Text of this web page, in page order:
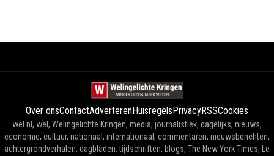
Over onsContactAdverterenHuisregelsPrivacyRSSCookies
wel.nl, wel, Welingelichte Kringen, media, journalistiek, dagelijks, nieuws,
economie, cultuur, nationaal, internationaal, commentaren, nieuwsberichten,
achtergrondverhalen, dagbladen, tijdschriften, blogs, The New York Times, Le